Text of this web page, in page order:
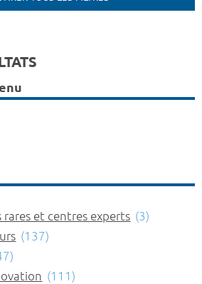
rares et centres experts (3)
(137)
(111)